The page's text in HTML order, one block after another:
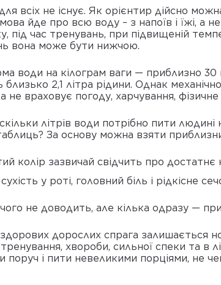
всіх не існує. Як орієнтир дійсно
йде про всю воду – з напоїв і їжі, а
під час тренувань, при підвищеній
вона може бути нижчою.
води на кілограм ваги — приблизно
близько 2,1 літра рідини. Однак
не враховує погоду, харчування,
літрів води потрібно пити
За основу можна взяти
колір зазвичай свідчить про
у роті, головний біль і рідкісне
не доводить, але кілька одразу —
дорослих спрага залишається
хвороби, сильної спеки та в
і пити невеликими порціями, не